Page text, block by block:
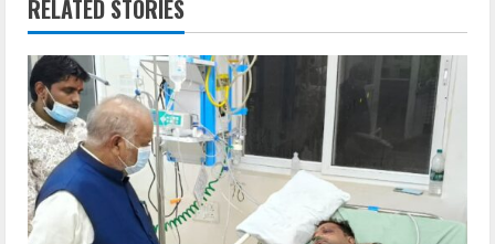
u
e
R
e
RELATED STORIES